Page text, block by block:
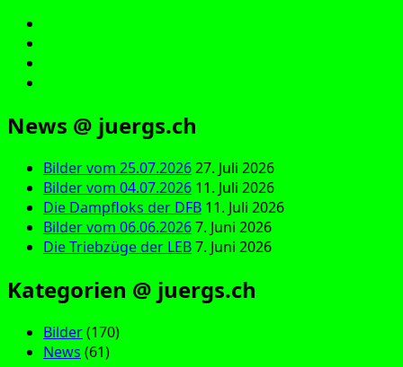
News @ juergs.ch
Bilder vom 25.07.202627. Juli 2026
Bilder vom 04.07.2026 11. Juli 2026
Die Dampfloks der DFB 11. Juli 2026
Bilder vom 06.06.20267. Juni 2026
Die Triebzüge der LEB7. Juni 2026
Kategorien @ juergs.ch
Bilder(170)
News (61)